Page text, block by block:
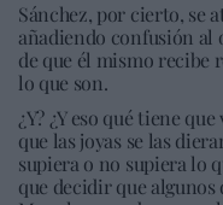
Sánchez, por cierto, se
añadiendo confusión al
de que él mismo recibe
lo que son.
¿Y? ¿Y eso qué tiene
que las joyas se las
supiera o no supiera lo
que decidir que algunos